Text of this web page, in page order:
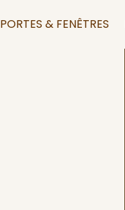
PORTES & FENÊTRES